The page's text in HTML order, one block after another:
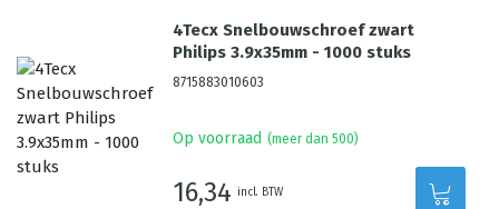
4Tecx Snelbouwschroef zwart
Philips 3.9x35mm - 1000 stuks
8715883010603
Op voorraad (meer dan 500)
16,34 incl. BTW